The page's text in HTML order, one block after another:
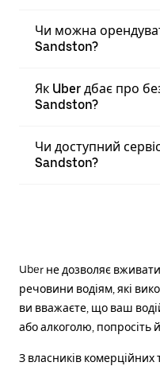
Чи можна
Sandston?
Як Uber дбає про
Sandston?
Чи доступний
Sandston?
Uber не дозволяє
речовини водіям, які
ви вважаєте, що ваш
або алкоголю, попросіть
З власників